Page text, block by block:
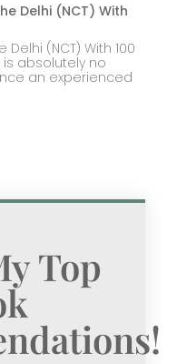
Delhi (NCT) With
(NCT) With 100
is absolutely no
an experienced
Top